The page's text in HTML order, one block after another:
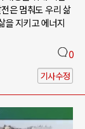
은 멈춰도 우리 삶
을 지키고 에너지
0
기사수정